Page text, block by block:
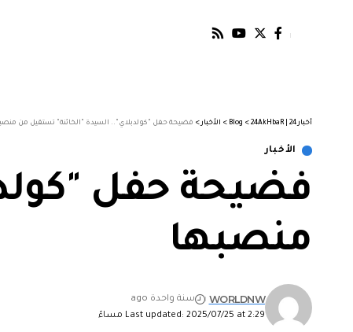
أخبار 24 | 24AkHbaR >
Blog
> الأخبار > فضيحة حفل "كولدبلاي".. السيدة "الخائنة" تستقيل من
الأخبار
فضيحة حفل
منصبها
Last updated: 2025/07/25 at 2:29 مساءً
WORLDNW
سنة واحدة ago